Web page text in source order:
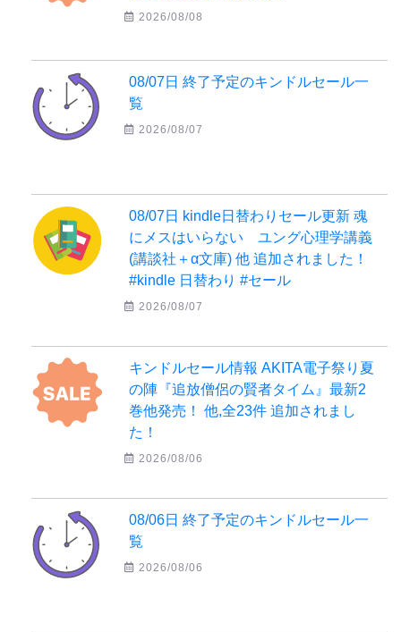
2026/08/08
08/07日 終了予定のキンドルセール一
覧
2026/08/07
08/07日 kindle日替わりセール更新 魂
にメスはいらない ユング心理学講義
(講談社＋α文庫) 他 追加されました！
#kindle 日替わり #セール
2026/08/07
キンドルセール情報 AKITA電子祭り夏
の陣『追放僧侶の賢者タイム』最新2
巻他発売！ 他,全23件 追加されまし
た！
2026/08/06
08/06日 終了予定のキンドルセール一
覧
2026/08/06